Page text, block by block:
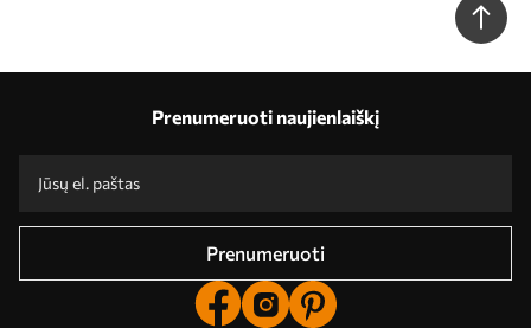
Prenumeruoti naujienlaiškį
Prenumeruoti